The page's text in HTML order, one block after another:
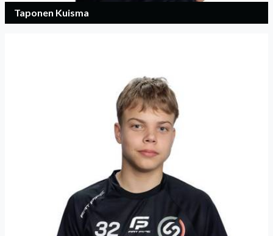
Taponen Kuisma